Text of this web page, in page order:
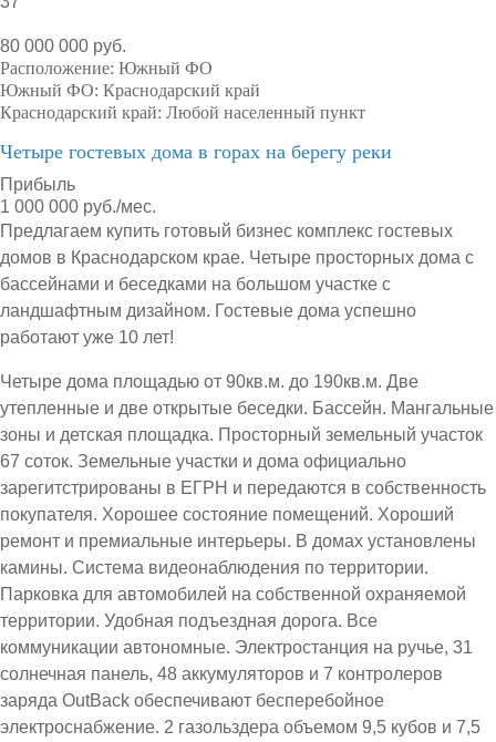
80 000 000 руб.
Расположение: Южный ФО
Южный ФО: Краснодарский край
Краснодарский край: Любой населенный пункт
Четыре гостевых дома в горах на берегу реки
Прибыль
1 000 000 руб./мес.
Предлагаем купить готовый бизнес комплекс гостевых
домов в Краснодарском крае. Четыре просторных дома с
бассейнами и беседками на большом участке с
ландшафтным дизайном. Гостевые дома успешно
работают уже 10 лет!
Четыре дома площадью от 90кв.м. до 190кв.м. Две
утепленные и две открытые беседки. Бассейн. Мангальные
зоны и детская площадка. Просторный земельный участок
67 соток. Земельные участки и дома официально
зарегитстрированы в ЕГРН и передаются в собственность
покупателя. Хорошее состояние помещений. Хороший
ремонт и премиальные интерьеры. В домах установлены
камины. Система видеонаблюдения по территории.
Парковка для автомобилей на собственной охраняемой
территории. Удобная подъездная дорога. Все
коммуникации автономные. Электростанция на ручье, 31
солнечная панель, 48 аккумуляторов и 7 контролеров
заряда OutBack обеспечивают бесперебойное
электроснабжение. 2 газольздера объемом 9,5 кубов и 7,5